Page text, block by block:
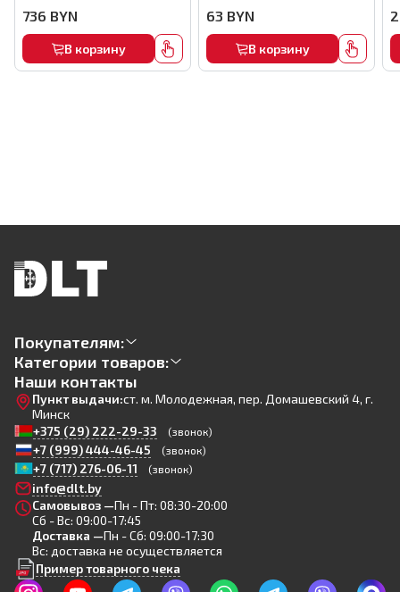
736 BYN
В корзину
арт.0116
63 BYN
В корзину
Покупателям:
Категории товаров:
Наши контакты
Пункт выдачи:ст. м. Молодежная, пер. Домашевский 4, г.
Минск
+375 (29) 222-29-33
(звонок)
+7 (999) 444-46-45 (звонок)
+7 (717) 276-06-11 (звонок)
info@dlt.by
Самовывоз —Пн - Пт: 08:30-20:00
Сб - Вс: 09:00-17:45
Доставка —Пн - Сб: 09:00-17:30
Вс: доставка не осуществляется
Пример товарного чека